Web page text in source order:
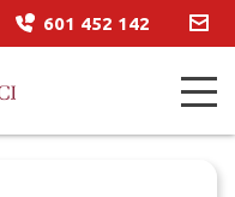
601 452 142